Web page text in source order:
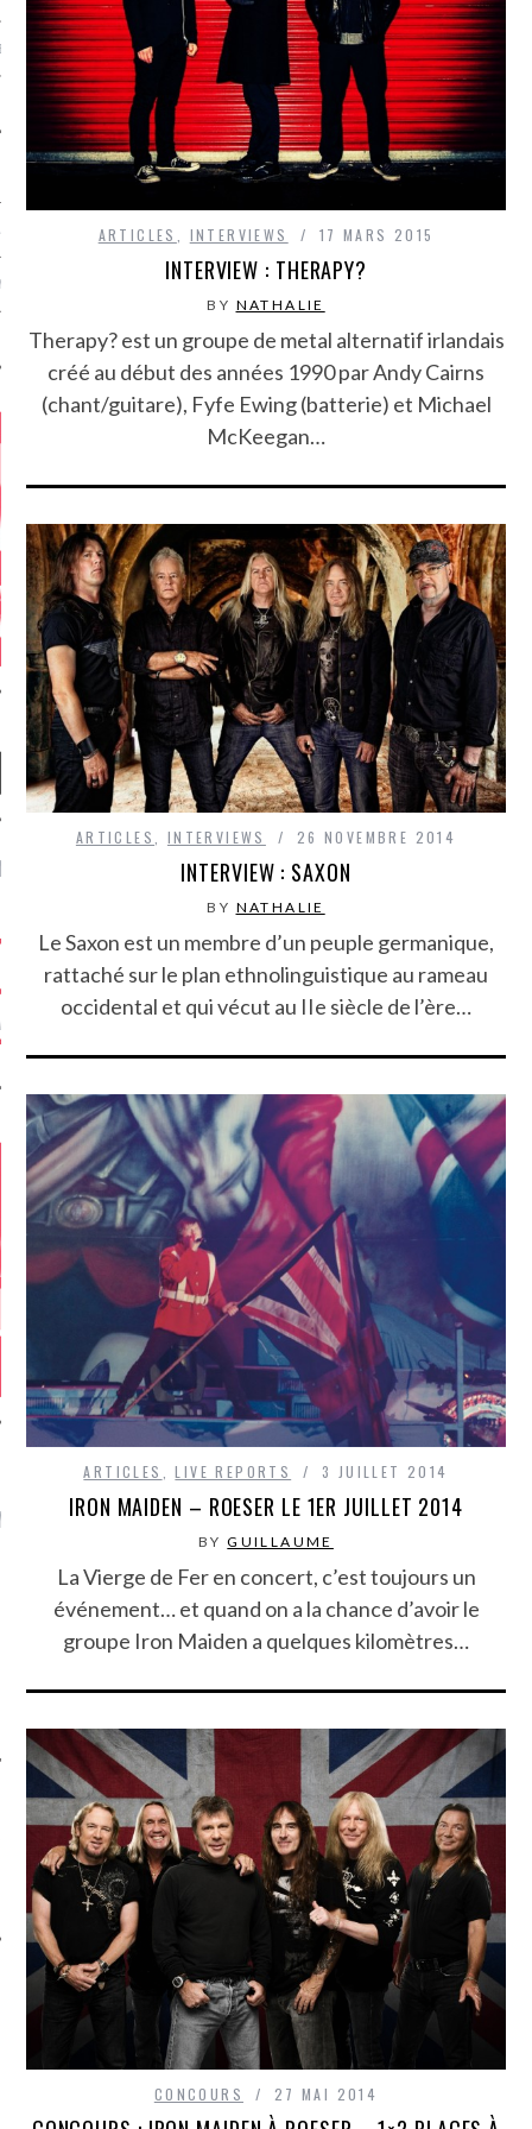
CRITIQUES
5.4
CLAN – A BE...
– HEL...
KARMA –
ANNIVERSAIRE
SOCIAUX
ARTICLES INTERVIEWS 17 MARS 2015
INTERVIEW : THERAPY?
BY NATHALIE
Therapy? est un groupe de metal alternatif irlandais
créé au début des années 1990 par Andy Cairns
(chant/guitare), Fyfe Ewing (batterie) et Michael
McKeegan…
ARTICLES INTERVIEWS 26 NOVEMBRE 2014
INTERVIEW : SAXON
BY NATHALIE
Le Saxon est un membre d’un peuple germanique,
rattaché sur le plan ethnolinguistique au rameau
occidental et qui vécut au IIe siècle de l’ère…
ARTICLES ,LIVE REPORTS 3 JUILLET 2014
IRON MAIDEN – ROESER LE 1ER JUILLET 2014
BYGUILLAUME
La Vierge de Fer en concert, c’est toujours un
événement… et quand on a la chance d’avoir le
groupe Iron Maiden a quelques kilomètres…
CONCOURS 27 MAI 2014